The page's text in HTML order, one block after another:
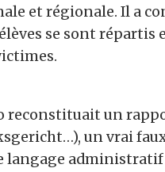
et régionale. Il a
se sont répartis
reconstituait un
un vrai
administratif